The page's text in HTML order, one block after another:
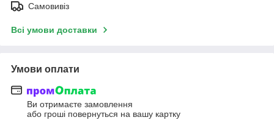
Самовивіз
Всі умови доставки
Умови оплати
Ви отримаєте замовлення
або гроші повернуться на вашу картку